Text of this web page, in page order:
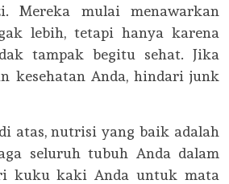
Mereka mulai menawarkan
lebih, tetapi hanya karena
tampak begitu sehat. Jika
kesehatan Anda, hindari junk
atas, nutrisi yang baik adalah
seluruh tubuh Anda dalam
kuku kaki Anda untuk mata